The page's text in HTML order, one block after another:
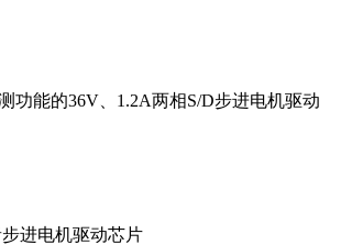
功能的36V、1.2A两相S/D步进电机驱动
进电机驱动芯片